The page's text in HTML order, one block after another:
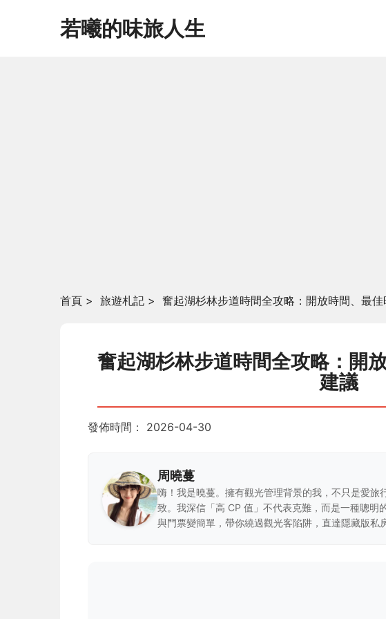
若曦的味旅人生
首頁 > 旅遊札記 > 奮起湖杉林步道時間全攻略：開放時間、最
奮起湖杉林步道時間全攻略：開
建議
發佈時間： 2026-04-30
周曉蔓
嗨！我是曉蔓。擁有觀光管理背景的我，不只是愛
致。我深信「高 CP 值」不代表克難，而是一種聰明
與門票變簡單，帶你繞過觀光客陷阱，直達隱藏版私